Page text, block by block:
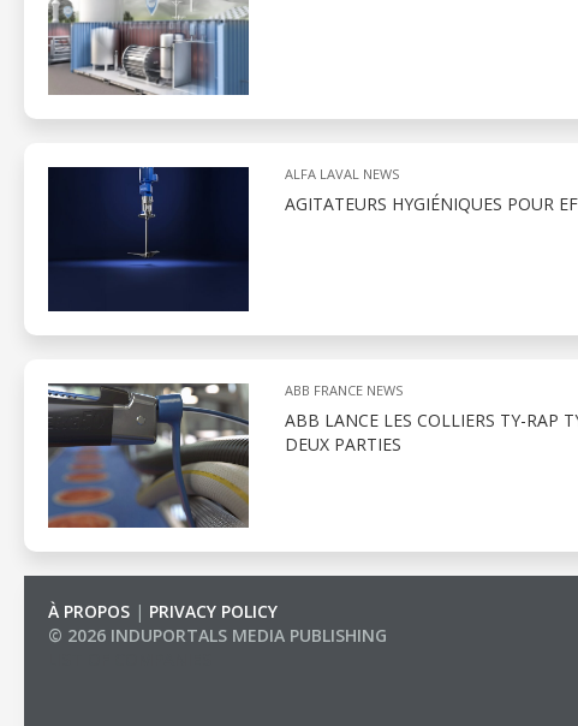
ALFA LAVAL NEWS
AGITATEURS HYGIÉNIQUES POUR
ABB FRANCE NEWS
ABB LANCE LES COLLIERS TY-RAP
DEUX PARTIES
À PROPOS | PRIVACY POLICY
© 2026 INDUPORTALS MEDIA PUBLISHING